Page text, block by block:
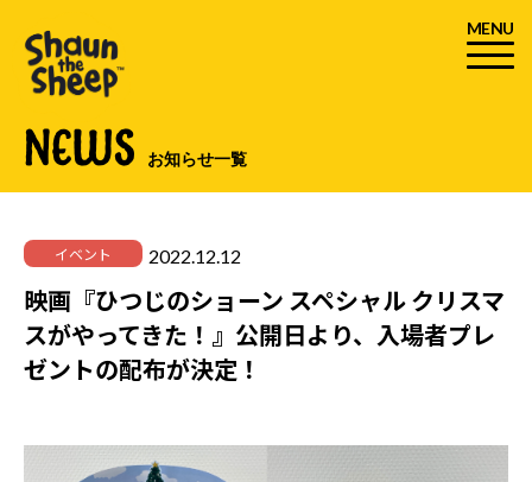
MENU
NEWS お知らせ一覧
イベント 2022.12.12
映画『ひつじのショーン スペシャル クリスマ
スがやってきた！』公開日より、入場者プレ
ゼントの配布が決定！